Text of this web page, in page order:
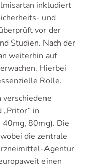
inkludiert
und
vor der
Studien. Nach der
weiterhin auf
Hierbei
Rolle.
„Pritor“ in
80mg). Die
die zentrale
Agentur
einen